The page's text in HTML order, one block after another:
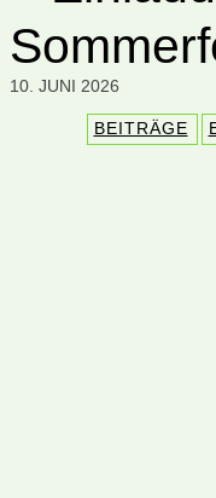
10. JUNI 2026
BEITRÄGE